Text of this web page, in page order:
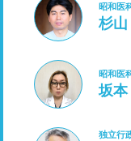
昭和医
杉山
昭和医
坂本
独立行